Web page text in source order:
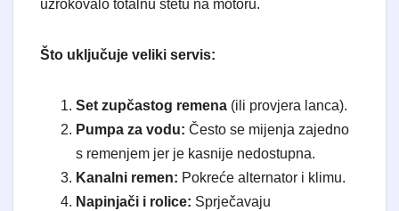
uzrokovalo totalnu štetu na motoru.
Što uključuje veliki servis:
Set zupčastog remena (ili provjera lanca).
Pumpa za vodu: Često se mijenja zajedno
s remenjem jer je kasnije nedostupna.
Kanalni remen: Pokreće alternator i klimu.
Napinjači i rolice: Sprječavaju